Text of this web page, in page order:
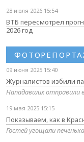
28 июля 2026 15:54
ВТБ пересмотрел
2026 год
09 июня 2025 15:40
Журналистов избили
Нападавших отправили
19 мая 2025 15:15
Показываем, как в
Гостей угощали